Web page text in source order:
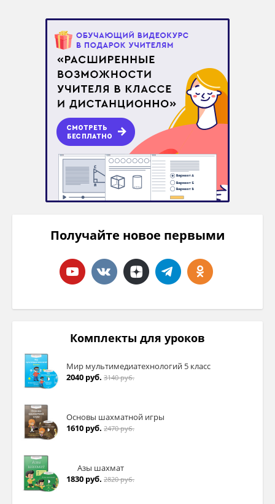
Получайте новое первыми
Комплекты для уроков
Мир мультимедиатехнологий 5 класс
2040 руб. 3140 руб.
Основы шахматной игры
1610 руб. 2470 руб.
Азы шахмат
1830 руб. 2820 руб.